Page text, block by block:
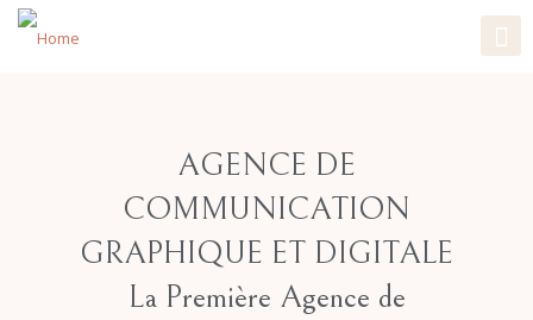
AGENCE DE
COMMUNICATION
GRAPHIQUE ET DIGITALE
La Première Agence de